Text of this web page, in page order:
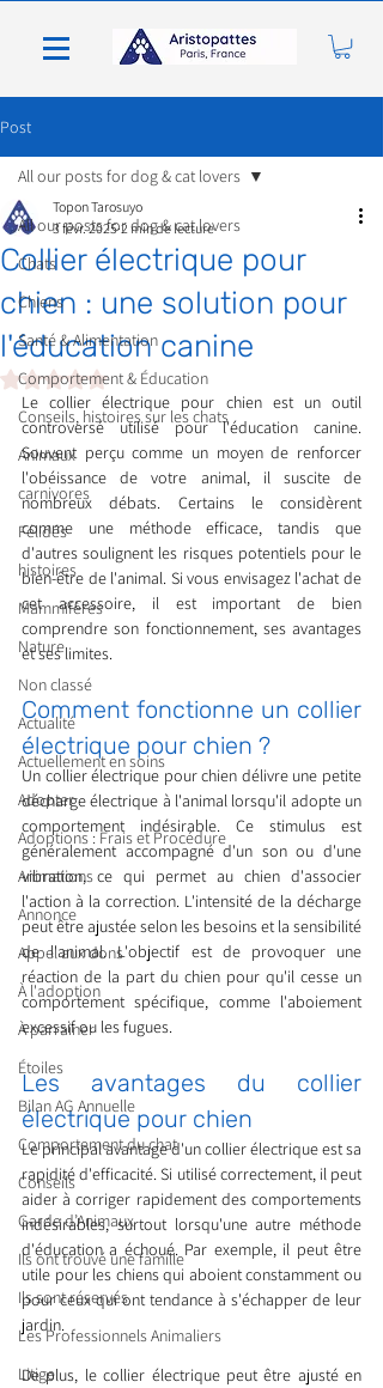
Post
All our posts for dog & cat lovers
Chats
Chiens
Santé & Alimentation
Comportement & Éducation
Conseils, histoires sur les chats
Animaux
carnivores
Félidés
histoires
Mammifères
Nature
Non classé
Actualité
Actuellement en soins
Adopter
Adoptions : Frais et Procédure
Animations
Annonce
Appel aux dons
À l'adoption
À parrainer
Étoiles
Bilan AG Annuelle
Comportement du chat
Conseils
Garde d’Animaux
Ils ont trouvé une famille
Ils sont réservés
Les Professionnels Animaliers
Litige
All our posts for dog & cat lovers
Collier électrique pour
chien : une solution pour
l'éducation canine
Topon Tarosuyo
3 févr. 2025 2 min de lecture
Noté NaN étoiles sur 5.
Le collier électrique pour chien est un outil
controversé utilisé pour l'éducation canine.
Souvent perçu comme un moyen de renforcer
l'obéissance de votre animal, il suscite de
nombreux débats. Certains le considèrent
comme une méthode efficace, tandis que
d'autres soulignent les risques potentiels pour le
bien-être de l'animal. Si vous envisagez l'achat de
cet accessoire, il est important de bien
comprendre son fonctionnement, ses avantages
et ses limites.
Comment fonctionne un collier
électrique pour chien ?
Un collier électrique pour chien délivre une petite
décharge électrique à l'animal lorsqu'il adopte un
comportement indésirable. Ce stimulus est
généralement accompagné d'un son ou d'une
vibration, ce qui permet au chien d'associer
l'action à la correction. L'intensité de la décharge
peut être ajustée selon les besoins et la sensibilité
de l'animal. L'objectif est de provoquer une
réaction de la part du chien pour qu'il cesse un
comportement spécifique, comme l'aboiement
excessif ou les fugues.
Les avantages du collier
électrique pour chien
Le principal avantage d'un collier électrique est sa
rapidité d'efficacité. Si utilisé correctement, il peut
aider à corriger rapidement des comportements
indésirables, surtout lorsqu'une autre méthode
d'éducation a échoué. Par exemple, il peut être
utile pour les chiens qui aboient constamment ou
pour ceux qui ont tendance à s'échapper de leur
jardin.
De plus, le collier électrique peut être ajusté en